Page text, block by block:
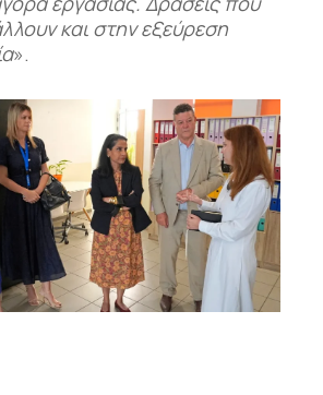
και στην εξεύρεση
».